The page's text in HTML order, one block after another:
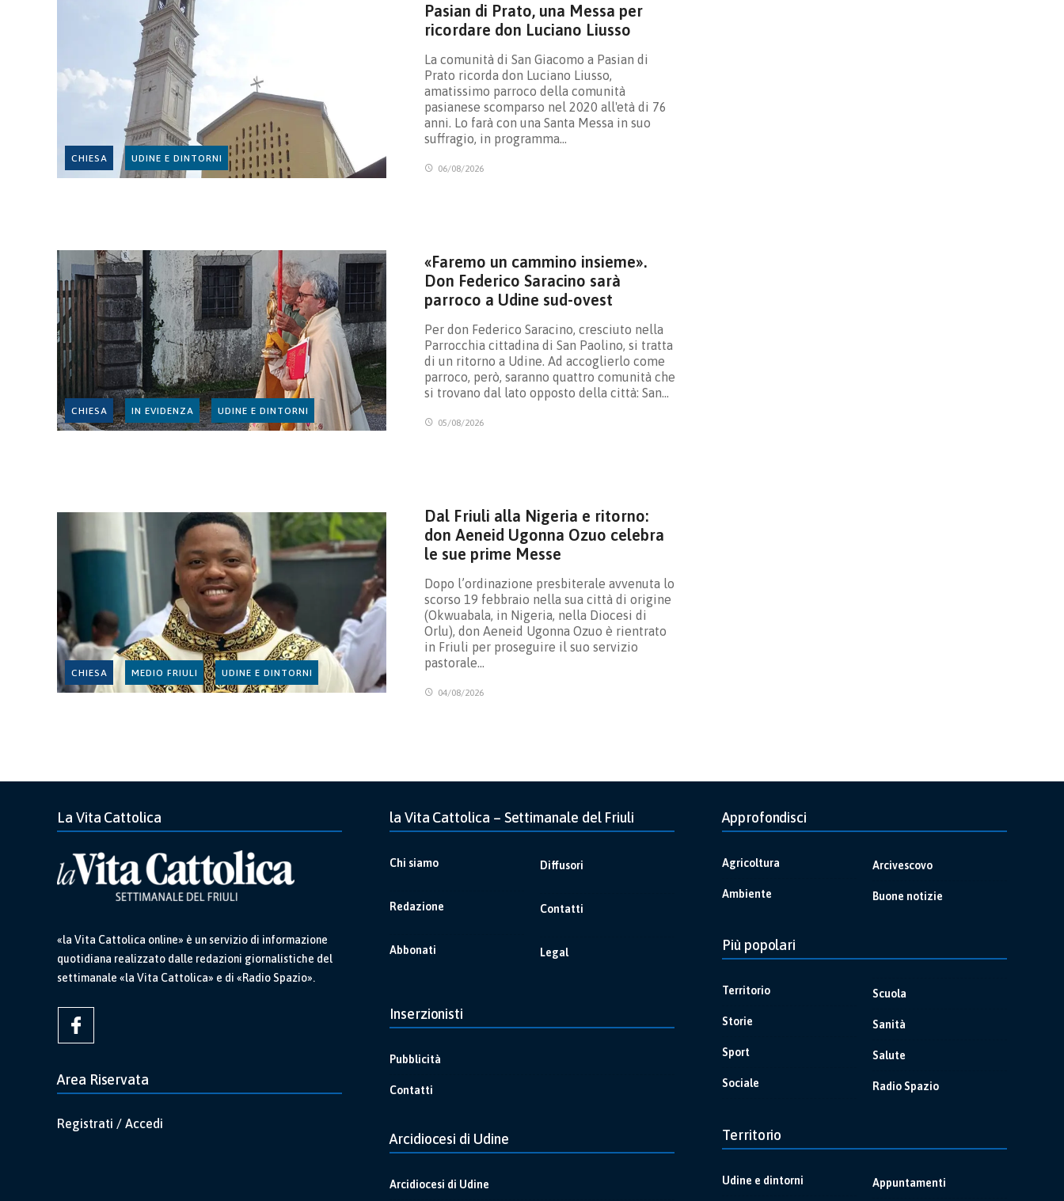
CHIESA UDINE E DINTORNI
Pasian di Prato, una Messa per
ricordare don Luciano Liusso
La comunità di San Giacomo a Pasian di
Prato ricorda don Luciano Liusso,
amatissimo parroco della comunità
pasianese scomparso nel 2020 all'età di 76
anni. Lo farà con una Santa Messa in suo
suffragio, in programma…
06/08/2026
CHIESA IN EVIDENZA UDINE E DINTORNI
«Faremo un cammino insieme».
Don Federico Saracino sarà
parroco a Udine sud-ovest
Per don Federico Saracino, cresciuto nella
Parrocchia cittadina di San Paolino, si tratta
di un ritorno a Udine. Ad accoglierlo come
parroco, però, saranno quattro comunità che
si trovano dal lato opposto della città: San…
05/08/2026
CHIESA MEDIO FRIULI UDINE E DINTORNI
Dal Friuli alla Nigeria e ritorno:
don Aeneid Ugonna Ozuo celebra
le sue prime Messe
Dopo l’ordinazione presbiterale avvenuta lo
scorso 19 febbraio nella sua città di origine
(Okwuabala, in Nigeria, nella Diocesi di
Orlu), don Aeneid Ugonna Ozuo è rientrato
in Friuli per proseguire il suo servizio
pastorale…
04/08/2026
La Vita Cattolica
«la Vita Cattolica online» è un servizio di informazione
quotidiana realizzato dalle redazioni giornalistiche del
settimanale «la Vita Cattolica» e di «Radio Spazio».
Area Riservata
Registrati / Accedi
la Vita Cattolica – Settimanale del Friuli
Chi siamo
Redazione
Abbonati
Diffusori
Contatti
Legal
Inserzionisti
Pubblicità
Contatti
Arcidiocesi di Udine
Arcidiocesi di Udine
Approfondisci
Agricoltura
Ambiente
Arcivescovo
Buone notizie
Più popolari
Territorio
Storie
Sport
Sociale
Scuola
Sanità
Salute
Radio Spazio
Territorio
Udine e dintorni Appuntamenti